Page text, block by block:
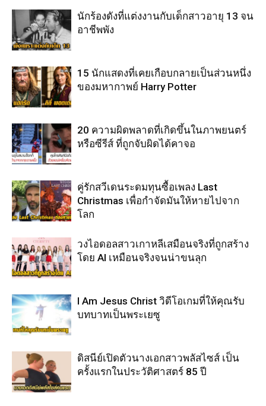
นักร้องดังที่แต่งงานกับเด็กสาวอายุ 13 จน
อาชีพพัง
15 นักแสดงที่เคยเกือบกลายเป็นส่วนหนึ่ง
ของมหากาพย์ Harry Potter
20 ความผิดพลาดที่เกิดขึ้นในภาพยนตร์
หรือซีรีส์ ที่ถูกจับผิดได้คาจอ
คู่รักสวีเดนระดมทุนซื้อเพลง Last
Christmas เพื่อกำจัดมันให้หายไปจาก
โลก
วงไอดอลสาวเกาหลีเสมือนจริงที่ถูกสร้าง
โดย AI เหมือนจริงจนน่าขนลุก
I Am Jesus Christ วิดีโอเกมที่ให้คุณรับ
บทบาทเป็นพระเยซู
ดิสนีย์เปิดตัวนางเอกสาวพลัสไซส์ เป็น
ครั้งแรกในประวัติศาสตร์ 85 ปี